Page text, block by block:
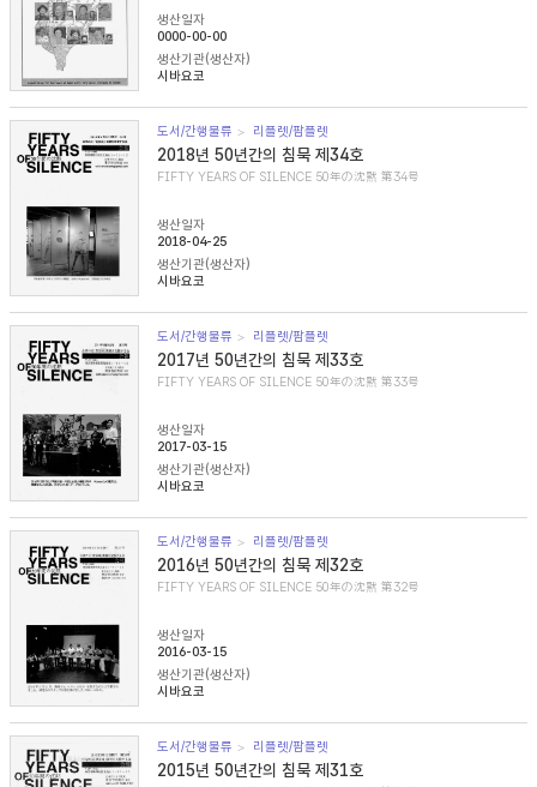
생산일자
0000-00-00
생산기관(생산자)
시바요코
도서/간행물류 리플렛/팜플렛
2018년 50년간의 침묵 제34호
FIFTY YEARS OF SILENCE 50年の沈黙 第34号
생산일자
2018-04-25
생산기관(생산자)
시바요코
도서/간행물류 리플렛/팜플렛
2017년 50년간의 침묵 제33호
FIFTY YEARS OF SILENCE 50年の沈黙 第33号
생산일자
2017-03-15
생산기관(생산자)
시바요코
도서/간행물류 리플렛/팜플렛
2016년 50년간의 침묵 제32호
FIFTY YEARS OF SILENCE 50年の沈黙 第32号
생산일자
2016-03-15
생산기관(생산자)
시바요코
도서/간행물류 리플렛/팜플렛
2015년 50년간의 침묵 제31호